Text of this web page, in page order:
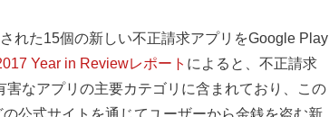
れた15個の新しい不正請求アプリをGoogle Play
Year in Reviewレポート によると、不正請求
なアプリの主要カテゴリに含まれており、この